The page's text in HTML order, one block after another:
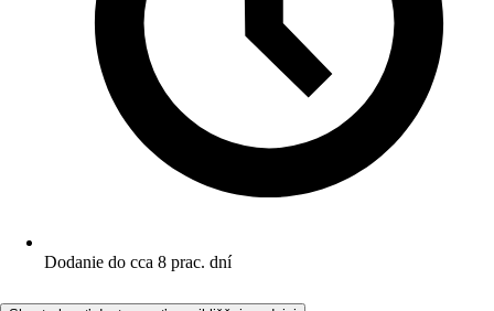
Dodanie do cca 8 prac. dní